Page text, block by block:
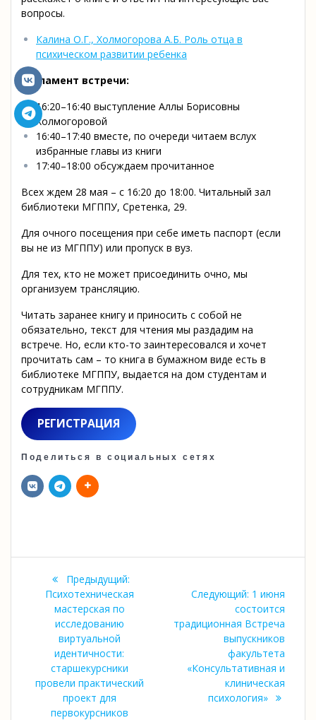
вопросы.
Калина О.Г., Холмогорова А.Б. Роль отца в
психическом развитии ребенка
Регламент встречи:
16:20–16:40 выступление Аллы Борисовны
Холмогоровой
16:40–17:40 вместе, по очереди читаем вслух
избранные главы из книги
17:40–18:00 обсуждаем прочитанное
Всех ждем 28 мая – с 16:20 до 18:00. Читальный зал
библиотеки МГППУ, Сретенка, 29.
Для очного посещения при себе иметь паспорт (если
вы не из МГППУ) или пропуск в вуз.
Для тех, кто не может присоединить очно, мы
организуем трансляцию.
Читать заранее книгу и приносить с собой не
обязательно, текст для чтения мы раздадим на
встрече. Но, если кто-то заинтересовался и хочет
прочитать сам – то книга в бумажном виде есть в
библиотеке МГППУ, выдается на дом студентам и
сотрудникам МГППУ.
РЕГИСТРАЦИЯ
Поделиться в социальных сетях
Навигация
записям
Предыдущий:Предыдущая
запись:
Психотехническая
мастерская по
исследованию
виртуальной
идентичности:
старшекурсники
провели практический
проект для
первокурсников
Следующий: Следующая
запись:
1 июня
состоится
традиционная Встреча
выпускников
факультета
«Консультативная и
клиническая
психология»